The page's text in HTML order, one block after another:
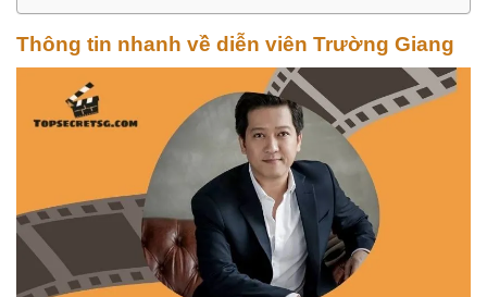
Thông tin nhanh về diễn viên Trường Giang